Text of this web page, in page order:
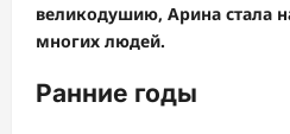
великодушию, Арина стала
многих людей.
Ранние годы